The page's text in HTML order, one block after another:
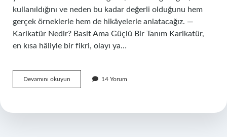
kullanıldığını ve neden bu kadar değerli olduğunu hem
gerçek örneklerle hem de hikâyelerle anlatacağız. —
Karikatür Nedir? Basit Ama Güçlü Bir Tanım Karikatür,
en kısa hâliyle bir fikri, olayı ya…
Devamını okuyun Karikatür
nedir
?
14 Yorum